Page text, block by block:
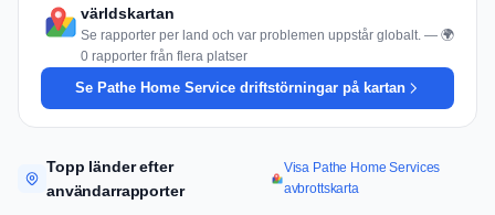
världskartan
Se rapporter per land och var problemen uppstår globalt. — 🌍
0 rapporter från flera platser
Se Pathe Home Service driftstörningar på kartan
Topp länder efter
användarrapporter
Visa Pathe Home Services
avbrottskarta